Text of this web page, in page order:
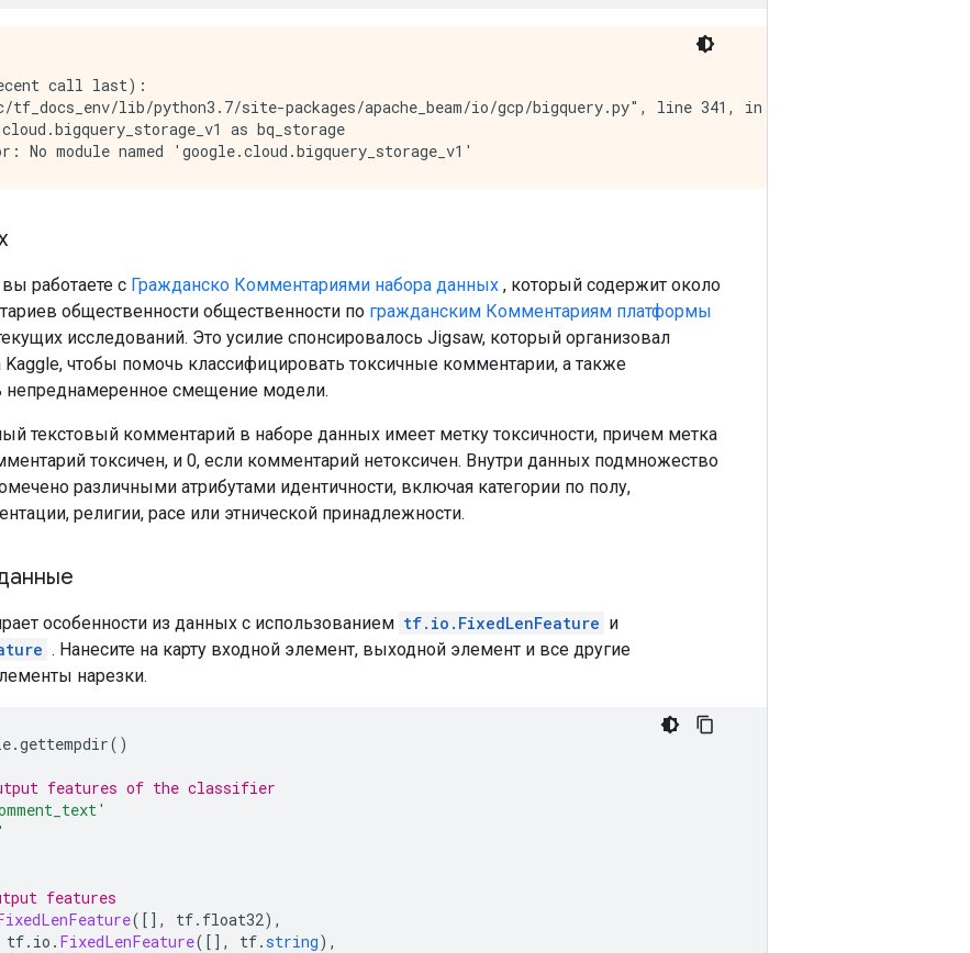
call last):
tf_docs_env/lib/python3.7/site-packages/apache_beam/io/gcp/bigquery.py", line 341, in <module>
as bq_storage
работаете с Гражданско Комментариями набора данных , который содержит около
общественности общественности по гражданским Комментариям платформы
исследований. Это усилие спонсировалось Jigsaw, который организовал
Kaggle, чтобы помочь классифицировать токсичные комментарии, а также
непреднамеренное смещение модели.
текстовый комментарий в наборе данных имеет метку токсичности, причем метка
токсичен, и 0, если комментарий нетоксичен. Внутри данных подмножество
различными атрибутами идентичности, включая категории по полу,
религии, расе или этнической принадлежности.
особенности из данных с использованием tf.io.FixedLenFeature и
. Нанесите на карту входной элемент, выходной элемент и все другие
нарезки.
.gettempdir()
features of the classifier
features
([], tf. float32),
tf. io . FixedLenFeature([], tf.string),